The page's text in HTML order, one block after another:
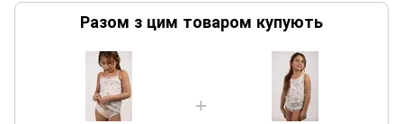
Разом з цим товаром купують